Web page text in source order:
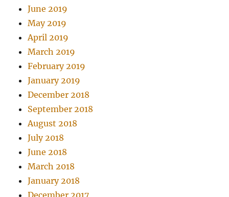
June 2019
May 2019
April 2019
March 2019
February 2019
January 2019
December 2018
September 2018
August 2018
July 2018
June 2018
March 2018
January 2018
December 2017